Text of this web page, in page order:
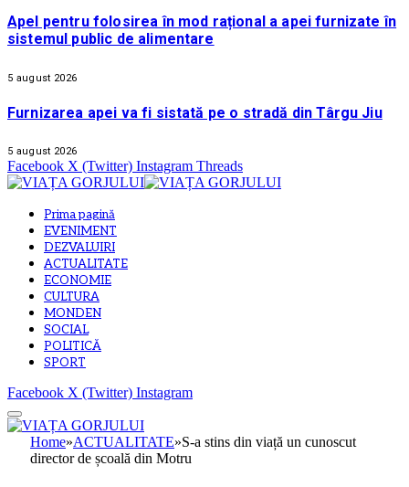
Apel pentru folosirea în mod rațional a apei furnizate în
sistemul public de alimentare
5 august 2026
Furnizarea apei va fi sistată pe o stradă din Târgu Jiu
5 august 2026
Facebook X (Twitter) Instagram Threads
Prima pagină
EVENIMENT
DEZVALUIRI
ACTUALITATE
ECONOMIE
CULTURA
MONDEN
SOCIAL
POLITICĂ
SPORT
Facebook X (Twitter) Instagram
Home»ACTUALITATE»S-a stins din viață un cunoscut
director de școală din Motru